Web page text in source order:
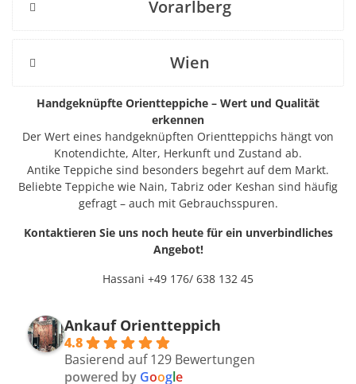
Vorarlberg
Wien
Handgeknüpfte Orientteppiche – Wert und Qualität
erkennen
Der Wert eines handgeknüpften Orientteppichs hängt von
Knotendichte, Alter, Herkunft und Zustand ab.
Antike Teppiche sind besonders begehrt auf dem Markt.
Beliebte Teppiche wie Nain, Tabriz oder Keshan sind häufig
gefragt – auch mit Gebrauchsspuren.
Kontaktieren Sie uns noch heute für ein unverbindliches
Angebot!
Hassani +49 176/ 638 132 45
Ankauf Orientteppich
4.8
Basierend auf 129 Bewertungen
powered by Google